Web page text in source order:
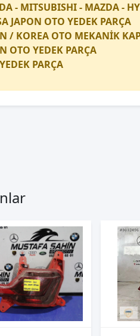
- MITSUBISHI - MAZDA -
JAPON OTO YEDEK PARÇA
/ KOREA OTO MEKANİK
OTO YEDEK PARÇA
PARÇA